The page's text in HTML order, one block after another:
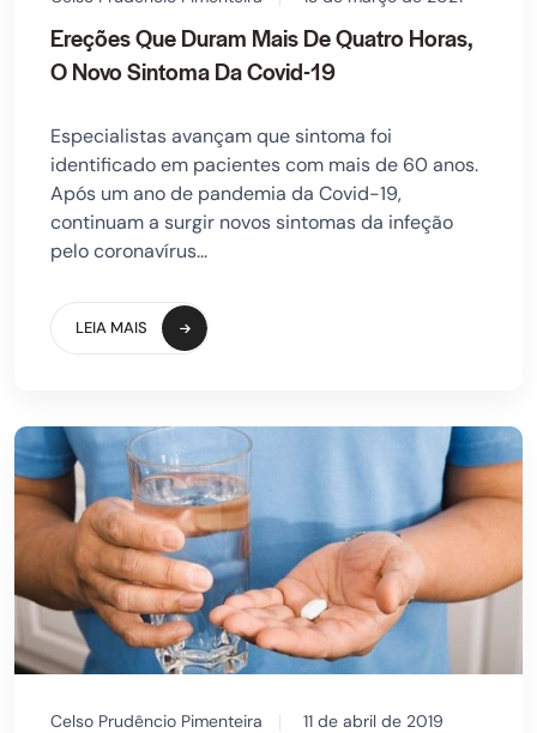
Ereções Que Duram Mais De Quatro Horas,
O Novo Sintoma Da Covid-19
Especialistas avançam que sintoma foi
identificado em pacientes com mais de 60 anos.
Após um ano de pandemia da Covid-19,
continuam a surgir novos sintomas da infeção
pelo coronavírus...
LEIA MAIS
Celso Prudêncio Pimenteira 11 de abril de 2019